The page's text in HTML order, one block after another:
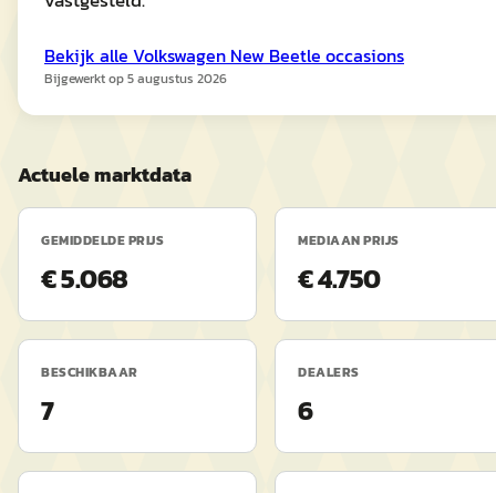
Bekijk alle Volkswagen New Beetle occasions
Bijgewerkt op5 augustus 2026
Actuele marktdata
GEMIDDELDE PRIJS
€ 5.068
MEDIAAN PRIJS
€ 4.750
BESCHIKBAAR
7
DEALERS
6